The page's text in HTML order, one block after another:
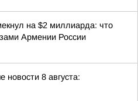
на $2 миллиарда: что
Армении России
новости 8 августа: